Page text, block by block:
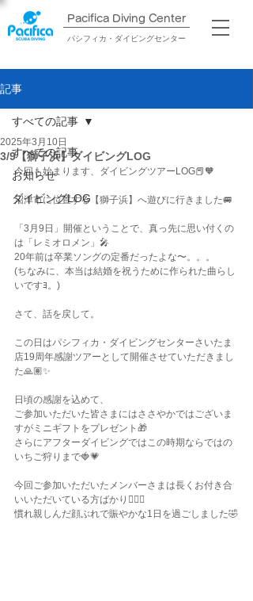
Pacifica Diving Center​
パシフィカ・ダイビングセンター
記事
すべての記事
お知らせ
ダイビングLOG
すべての記事
3/9【獅子浜】ダイビングLOG
2025年3月10日
今回も始まります、ダイビングツアーLOG📕🧡
沼津市に位置する【獅子浜】へ遊びに行きました🚐
「3月9日」開催ということで、真っ先に思い付くの
は「レミオロメン」🎤
20年前は卒業ソングの定番だったよな〜。。。
(ちなみに、本当は結婚を祝うために作られた曲らし
いですﾖ。)
さて、話を戻して。
この日はパシフィカ・ダイビングセンターさいたま
店19周年感謝ツアーとして開催させていただきまし
た🙏🏽✨
日頃の感謝を込めて、
ご参加いただいた皆さまにはささやかではございま
すがミニギフトをプレゼント🎁
さらにアフターダイビングではこの時期ならではの
いちご狩りまで🍓💗
今回ご参加いただいたメンバーさまは長くお付き合
いいただいている方ばかり🧚🏽‍♀️
慣れ親しんだ顔ぶれで賑やかな1日を過ごしました🤣